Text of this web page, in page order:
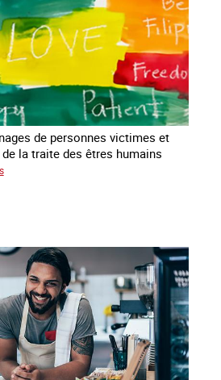
de personnes victimes et
la traite des êtres humains
sur